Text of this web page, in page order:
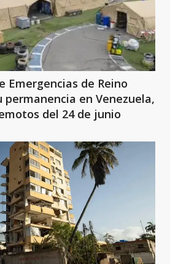
Emergencias de Reino
permanencia en Venezuela,
del 24 de junio